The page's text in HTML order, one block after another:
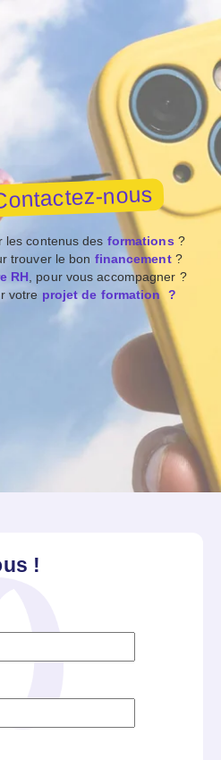
nous
les contenus des formations ?
trouver le bon financement ?
RH
, pour vous accompagner ?
votre projet de formation ?
!